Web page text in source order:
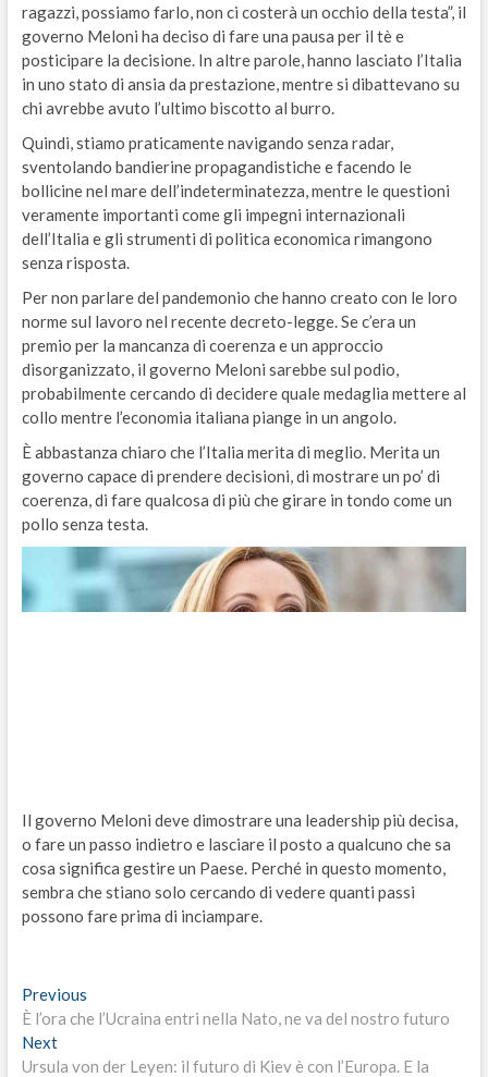
ragazzi, possiamo farlo, non ci costerà un occhio della testa”, il
governo Meloni ha deciso di fare una pausa per il tè e
posticipare la decisione. In altre parole, hanno lasciato l’Italia
in uno stato di ansia da prestazione, mentre si dibattevano su
chi avrebbe avuto l’ultimo biscotto al burro​​.
Quindi, stiamo praticamente navigando senza radar,
sventolando bandierine propagandistiche e facendo le
bollicine nel mare dell’indeterminatezza, mentre le questioni
veramente importanti come gli impegni internazionali
dell’Italia e gli strumenti di politica economica rimangono
senza risposta​.
Per non parlare del pandemonio che hanno creato con le loro
norme sul lavoro nel recente decreto-legge. Se c’era un
premio per la mancanza di coerenza e un approccio
disorganizzato, il governo Meloni sarebbe sul podio,
probabilmente cercando di decidere quale medaglia mettere al
collo mentre l’economia italiana piange in un angolo​​.
È abbastanza chiaro che l’Italia merita di meglio. Merita un
governo capace di prendere decisioni, di mostrare un po’ di
coerenza, di fare qualcosa di più che girare in tondo come un
pollo senza testa.
Il governo Meloni deve dimostrare una leadership più decisa,
o fare un passo indietro e lasciare il posto a qualcuno che sa
cosa significa gestire un Paese. Perché in questo momento,
sembra che stiano solo cercando di vedere quanti passi
possono fare prima di inciampare.
Navigazione
articoli
PreviousPrevious
post:
È l’ora che l’Ucraina entri nella Nato, ne va del nostro futuro
NextNext
post:
Ursula von der Leyen: il futuro di Kiev è con l’Europa. E la